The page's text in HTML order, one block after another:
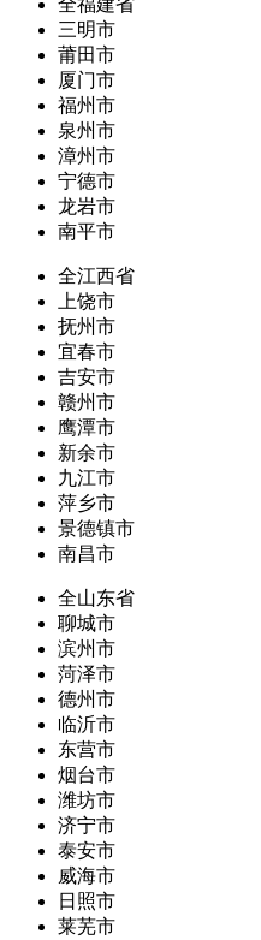
全福建省
三明市
莆田市
厦门市
福州市
泉州市
漳州市
宁德市
龙岩市
南平市
全江西省
上饶市
抚州市
宜春市
吉安市
赣州市
鹰潭市
新余市
九江市
萍乡市
景德镇市
南昌市
全山东省
聊城市
滨州市
菏泽市
德州市
临沂市
东营市
烟台市
潍坊市
济宁市
泰安市
威海市
日照市
莱芜市